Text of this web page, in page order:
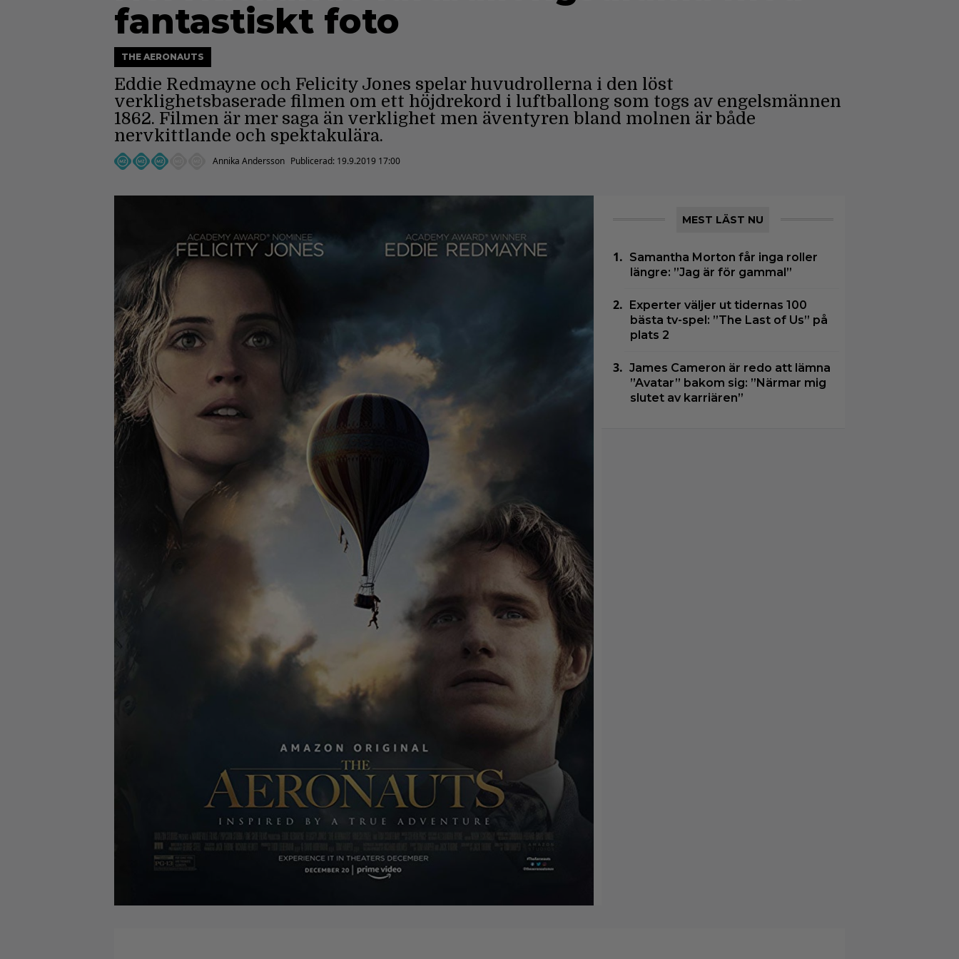
fantastiskt foto
THE AERONAUTS
Eddie Redmayne och Felicity Jones spelar huvudrollerna i den löst
verklighetsbaserade filmen om ett höjdrekord i luftballong som togs av engelsmännen
1862. Filmen är mer saga än verklighet men äventyren bland molnen är både
nervkittlande och spektakulära.
Annika Andersson Publicerad: 19.9.2019 17:00
MEST LÄST NU
Samantha Morton får inga roller
längre: ”Jag är för gammal”
Experter väljer ut tidernas 100
bästa tv-spel: ”The Last of Us” på
plats 2
James Cameron är redo att lämna
”Avatar” bakom sig: ”Närmar mig
slutet av karriären”